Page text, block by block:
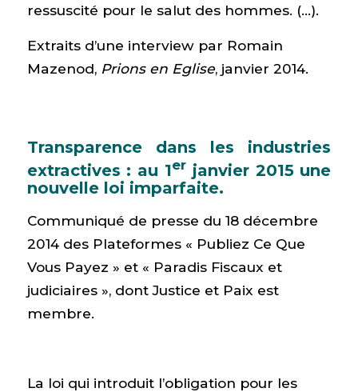
ressuscité pour le salut des hommes. (…).
Extraits d’une interview par Romain
Mazenod, Prions en Eglise, janvier 2014.
Transparence dans les industries
extractives : au 1er janvier 2015 une
nouvelle loi imparfaite.
Communiqué de presse du 18 décembre
2014 des Plateformes « Publiez Ce Que
Vous Payez » et « Paradis Fiscaux et
judiciaires », dont Justice et Paix est
membre.
La loi qui introduit l’obligation pour les